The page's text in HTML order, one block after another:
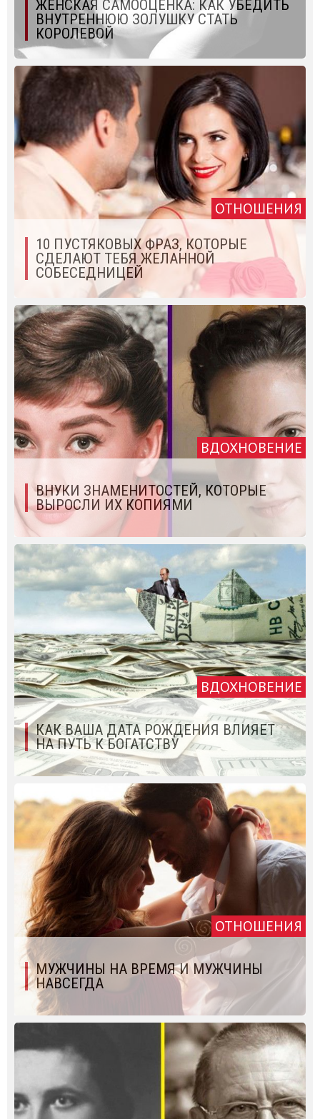
ЖЕНСКАЯ САМООЦЕНКА: КАК УБЕДИТЬ
ВНУТРЕННЮЮ ЗОЛУШКУ СТАТЬ
КОРОЛЕВОЙ
ОТНОШЕНИЯ
10 ПУСТЯКОВЫХ ФРАЗ, КОТОРЫЕ
СДЕЛАЮТ ТЕБЯ ЖЕЛАННОЙ
СОБЕСЕДНИЦЕЙ
ВДОХНОВЕНИЕ
ВНУКИ ЗНАМЕНИТОСТЕЙ, КОТОРЫЕ
ВЫРОСЛИ ИХ КОПИЯМИ
ВДОХНОВЕНИЕ
КАК ВАША ДАТА РОЖДЕНИЯ ВЛИЯЕТ
НА ПУТЬ К БОГАТСТВУ
ОТНОШЕНИЯ
МУЖЧИНЫ НА ВРЕМЯ И МУЖЧИНЫ
НАВСЕГДА